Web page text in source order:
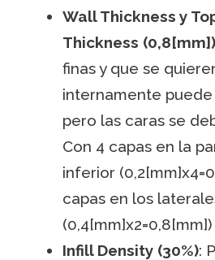
Wall Thickness y
Thickness
finas y que se
internamente puede
pero las caras se
Con 4 capas en la
inferior
capas en los
Infill Density (30%):